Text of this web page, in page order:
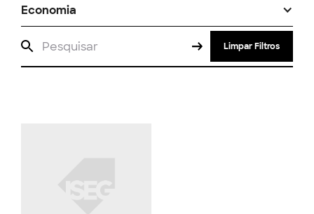
Economia
Limpar Filtros